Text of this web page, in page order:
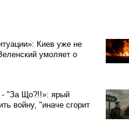
Киев уже не
умоляет о
- "За Що?!!»: ярый
войну, "иначе сгорит